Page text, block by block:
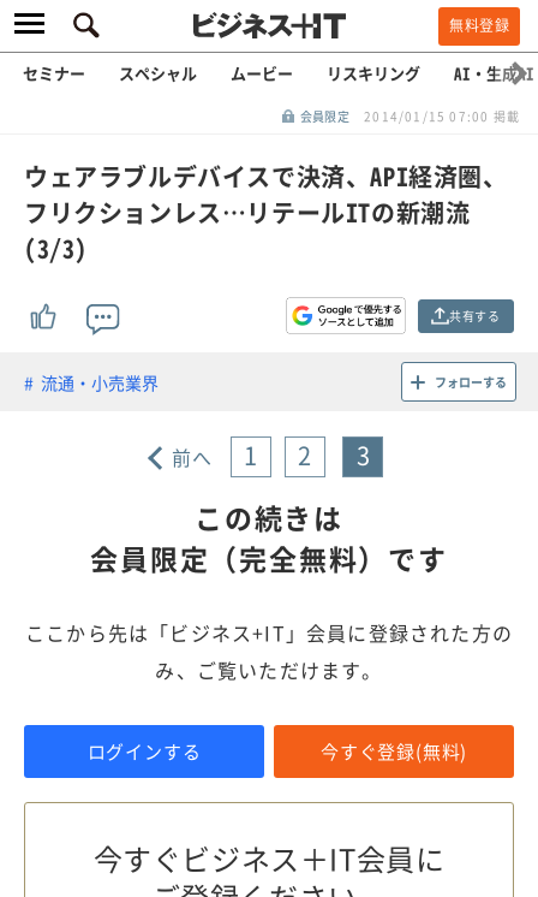
無料登録
セミナー スペシャル ムービー リスキリング AI・生成AI
会員限定 2014/01/15 07:00 掲載
ウェアラブルデバイスで決済、API経済圏、
フリクションレス…リテールITの新潮流
(3/3)
共有する
流通・小売業界 フォローする
前へ 1 2 3
この続きは
会員限定（完全無料）です
ここから先は「ビジネス+IT」会員に登録された方の
み、ご覧いただけます。
ログインする 今すぐ登録(無料)
今すぐビジネス＋IT会員に